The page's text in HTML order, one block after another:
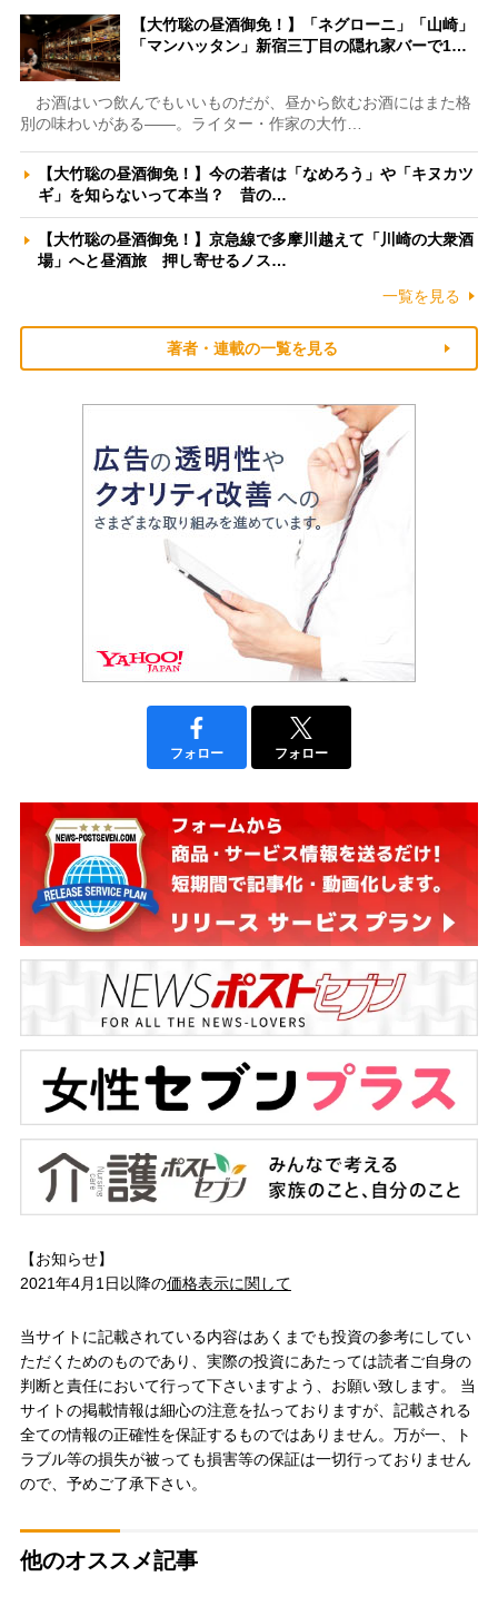
【大竹聡の昼酒御免！】「ネグローニ」「山崎」
「マンハッタン」新宿三丁目の隠れ家バーで1…
お酒はいつ飲んでもいいものだが、昼から飲むお酒にはまた格
別の味わいがある――。ライター・作家の大竹…
【大竹聡の昼酒御免！】今の若者は「なめろう」や「キヌカツ
ギ」を知らないって本当？ 昔の…
【大竹聡の昼酒御免！】京急線で多摩川越えて「川崎の大衆酒
場」へと昼酒旅 押し寄せるノス…
一覧を見る
著者・連載の一覧を見る
フォロー フォロー
【お知らせ】
2021年4月1日以降の価格表示に関して
当サイトに記載されている内容はあくまでも投資の参考にしてい
ただくためのものであり、実際の投資にあたっては読者ご自身の
判断と責任において行って下さいますよう、お願い致します。 当
サイトの掲載情報は細心の注意を払っておりますが、記載される
全ての情報の正確性を保証するものではありません。万が一、ト
ラブル等の損失が被っても損害等の保証は一切行っておりません
ので、予めご了承下さい。
他のオススメ記事